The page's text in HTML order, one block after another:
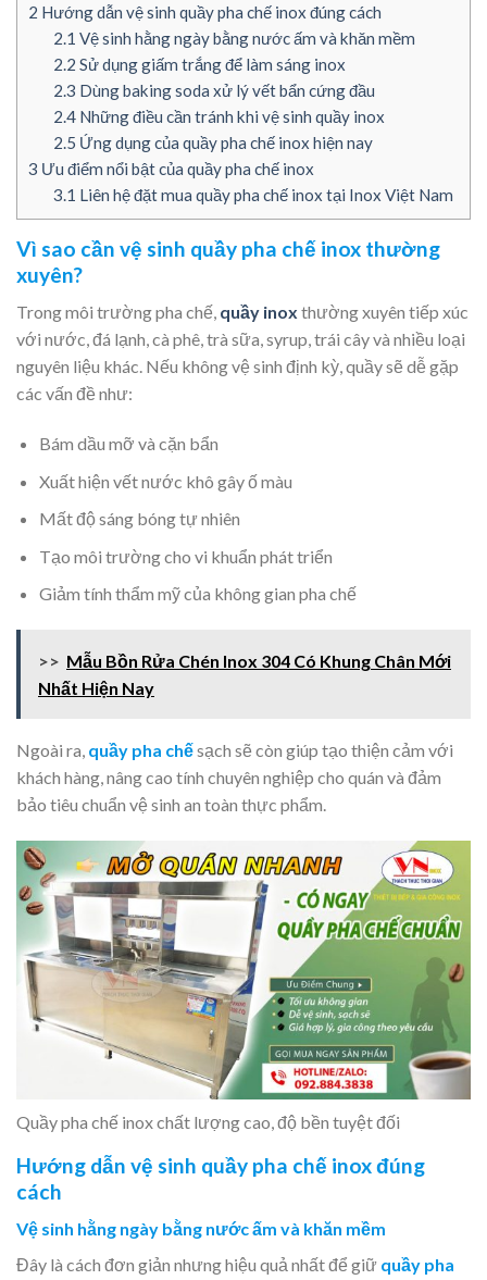
2 Hướng dẫn vệ sinh quầy pha chế inox đúng cách
2.1 Vệ sinh hằng ngày bằng nước ấm và khăn mềm
2.2 Sử dụng giấm trắng để làm sáng inox
2.3 Dùng baking soda xử lý vết bẩn cứng đầu
2.4Những điều cần tránh khi vệ sinh quầy inox
2.5 Ứng dụng của quầy pha chế inox hiện nay
3 Ưu điểm nổi bật của quầy pha chế inox
3.1 Liên hệ đặt mua quầy pha chế inox tại Inox Việt Nam
Vì sao cần vệ sinh quầy pha chế inox thường
xuyên?
Trong môi trường pha chế, quầy inox thường xuyên tiếp xúc
với nước, đá lạnh, cà phê, trà sữa, syrup, trái cây và nhiều loại
nguyên liệu khác. Nếu không vệ sinh định kỳ, quầy sẽ dễ gặp
các vấn đề như:
Bám dầu mỡ và cặn bẩn
Xuất hiện vết nước khô gây ố màu
Mất độ sáng bóng tự nhiên
Tạo môi trường cho vi khuẩn phát triển
Giảm tính thẩm mỹ của không gian pha chế
>> Mẫu Bồn Rửa Chén Inox 304 Có Khung Chân Mới
Nhất Hiện Nay
Ngoài ra, quầy pha chếsạch sẽ còn giúp tạo thiện cảm với
khách hàng, nâng cao tính chuyên nghiệp cho quán và đảm
bảo tiêu chuẩn vệ sinh an toàn thực phẩm.
Quầy pha chế inox chất lượng cao, độ bền tuyệt đối
Hướng dẫn vệ sinh quầy pha chế inox đúng
cách
Vệ sinh hằng ngày bằng nước ấm và khăn mềm
Đây là cách đơn giản nhưng hiệu quả nhất để giữ quầy pha